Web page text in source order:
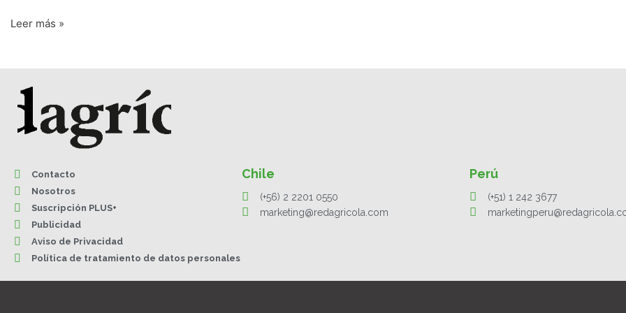
Leer más »
Contacto
Nosotros
Suscripción PLUS+
Publicidad
Aviso de Privacidad
Política de tratamiento de datos personales
Chile
(+56) 2 2201 0550
marketing@redagricola.com
Perú
(+51) 1 242 3677